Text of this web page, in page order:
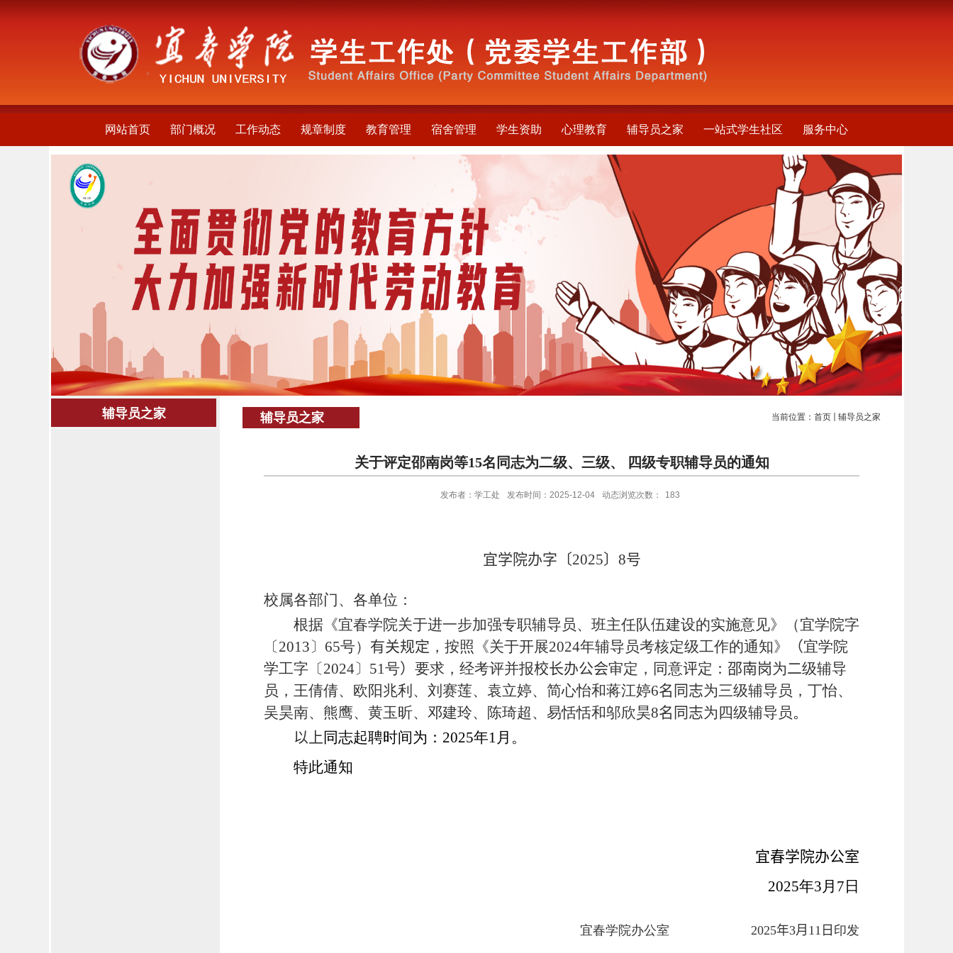
网站首页 部门概况 工作动态 规章制度 教育管理 宿舍管理 学生资助 心理教育 辅导员之家 一站式学生社区 服务中心
辅导员之家 辅导员之家 当前位置： 首页 辅导员之家
关于评定邵南岗等15名同志为二级、三级、 四级专职辅导员的通知
发布者：学工处 发布时间：2025-12-04 动态浏览次数： 183
宜学院办字〔2025〕 8号
校属各部门、各单位：
根据《宜春学院关于进一步加强专职辅导员、班主任队伍建设的实施意见》（宜学院字
〔2013〕 65号） 有关规定 ，按照 《关于开展2024年辅导员考核定级工作的通知》 （宜学院
学工字 〔2024〕 51号） 要求，经考评并报校长办公会审定，同意评定： 邵南岗为二级辅导
员，王倩倩、欧阳兆利、刘赛莲、袁立婷、简心怡和蒋江婷6名同志为三级辅导员，丁怡、
吴昊南、熊鹰、黄玉昕、邓建玲、陈琦超、易恬恬和邬欣昊8名同志为四级辅导员。
以上 同志起聘时间为： 2025年1月。
特此通知
宜春学院办公室
2025年3月 7 日
宜春学院办公室 2025年3月 11 日 印发